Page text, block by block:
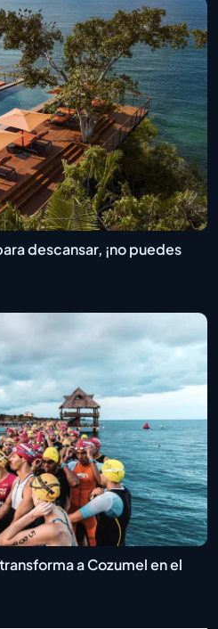
descansar, ¡no puedes
a Cozumel en el